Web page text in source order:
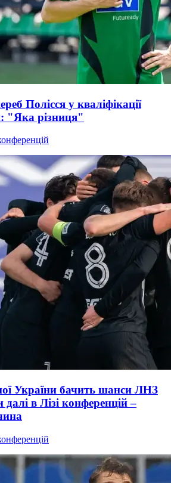
Полісся у кваліфікації
"Яка різниця"
України бачить шанси ЛНЗ
в Лізі конференцій –